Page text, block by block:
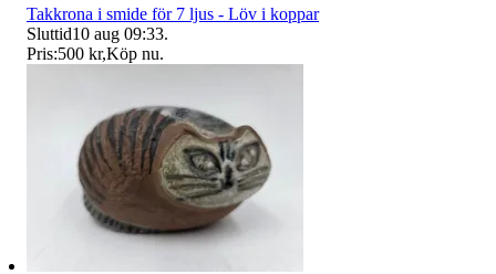
Takkrona i smide för 7 ljus - Löv i koppar
Sluttid10 aug 09:33.
Pris:500 kr,Köp nu.